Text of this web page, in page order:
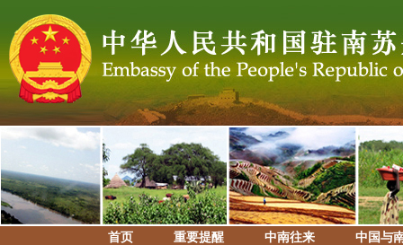
首页 重要提醒 中南往来 中国与